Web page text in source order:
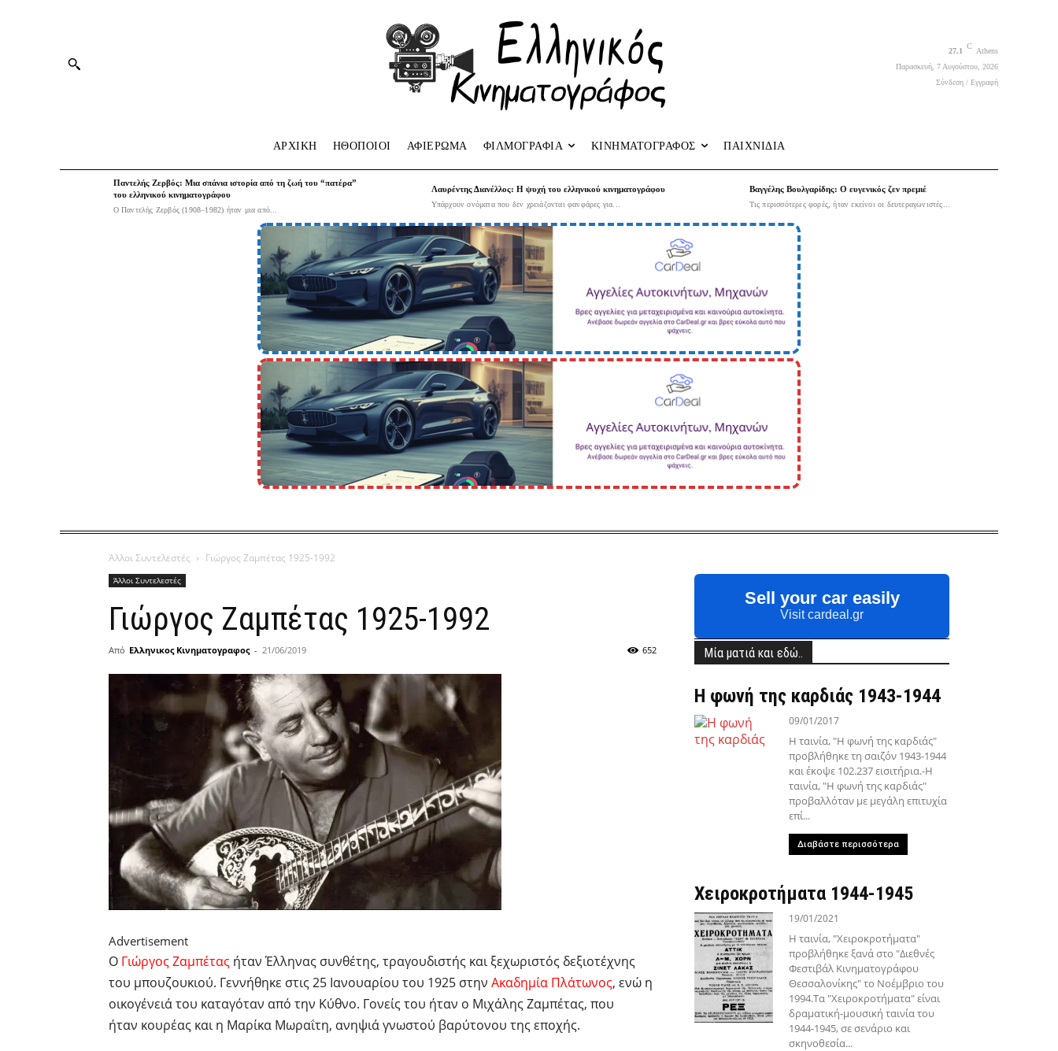
27.1
C
Athens
Παρασκευή, 7 Αυγούστου, 2026
Σύνδεση / Εγγραφή
ΑΡΧΙΚΗ HΘΟΠΟΙΟΙ ΑΦΙΕΡΩΜΑ ΦΙΛΜΟΓΡΑΦΙΑ ΚΙΝΗΜΑΤΟΓΡΑΦΟΣ ΠΑΙΧΝΙΔΙΑ
Παντελής Ζερβός: Μια σπάνια ιστορία από τη ζωή του “πατέρα”
του ελληνικού κινηματογράφου
Ο Παντελής Ζερβός (1908–1982) ήταν μια από...
Λαυρέντης Διανέλλος: Η ψυχή του ελληνικού κινηματογράφου
Υπάρχουν ονόματα που δεν χρειάζονται φανφάρες για...
Βαγγέλης Βουλγαρίδης: Ο ευγενικός ζεν πρεμιέ
Τις περισσότερες φορές, ήταν εκείνοι οι δευτεραγωνιστές...
Άλλοι Συντελεστές Γιώργος Ζαμπέτας 1925-1992
Άλλοι Συντελεστές
Γιώργος Ζαμπέτας 1925-1992
Από Ελληνικος Κινηματογραφος - 21/06/2019 652
Advertisement
Ο Γιώργος Ζαμπέτας ήταν Έλληνας συνθέτης, τραγουδιστής και ξεχωριστός δεξιοτέχνης
του μπουζουκιού. Γεννήθηκε στις 25 Ιανουαρίου του 1925 στην Ακαδημία Πλάτωνος, ενώ η
οικογένειά του καταγόταν από την Κύθνο. Γονείς του ήταν ο Μιχάλης Ζαμπέτας, που
ήταν κουρέας και η Μαρίκα Μωραΐτη, ανηψιά γνωστού βαρύτονου της εποχής.
Sell your car easily
Visit cardeal.gr
Μία ματιά και εδώ..
Η φωνή της καρδιάς 1943-1944
09/01/2017
Η ταινία, "Η φωνή της καρδιάς"
προβλήθηκε τη σαιζόν 1943-1944
και έκοψε 102.237 εισιτήρια.-Η
ταινία, "Η φωνή της καρδιάς"
προβαλλόταν με μεγάλη επιτυχία
επί...
Διαβάστε περισσότερα
Χειροκροτήματα 1944-1945
19/01/2021
Η ταινία, "Χειροκροτήματα"
προβλήθηκε ξανά στο "Διεθνές
Φεστιβάλ Κινηματογράφου
Θεσσαλονίκης" το Νοέμβριο του
1994.Τα "Χειροκροτήματα" είναι
δραματική-μουσική ταινία του
1944-1945, σε σενάριο και
σκηνοθεσία...